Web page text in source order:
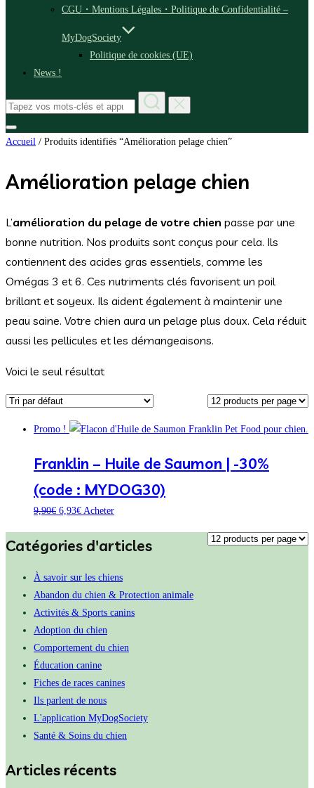
CGU・Mentions Légales・Politique de Confidentialité –
MyDogSociety
Politique de cookies (UE)
News !
Rechercher :
Permuter
la
et
la
Accueil / Produits identifiés “Amélioration pelage chien”
Amélioration pelage chien
L’amélioration du pelage de votre chien passe par une
bonne nutrition. Nos produits sont conçus pour cela. Ils
contiennent des acides gras essentiels, comme les
Omégas 3 et 6. Ces nutriments clés favorisent un poil
brillant et soyeux. Ils aident également à maintenir une
peau saine. Votre chien aura un pelage plus doux. Cela réduit
aussi les pellicules et les démangeaisons.
Voici le seul résultat
Promo !
Franklin – Huile de Saumon | -30%
(code : MYDOG30)
9,90€ 6,93€Acheter
Catégories d'articles
À savoir sur les chiens
Abandon du chien & Protection animale
Activités & Sports canins
Adoption du chien
Comportement du chien
Éducation canine
Fiches de races canines
Ils parlent de nous
L'application MyDogSociety
Santé & Soins du chien
Articles récents